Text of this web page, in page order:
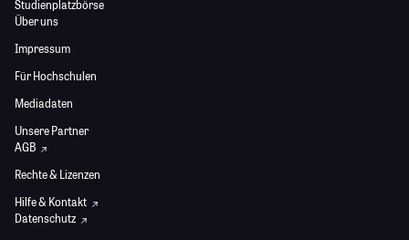
Studienplatzbörse
Über uns
Impressum
Für Hochschulen
Mediadaten
Unsere Partner
AGB
Rechte & Lizenzen
Hilfe & Kontakt
Datenschutz